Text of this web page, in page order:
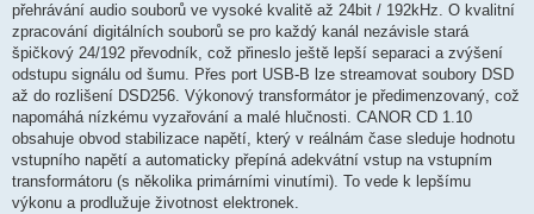
e
k
přehrávání audio souborů ve vysoké kvalitě až 24bit / 192kHz. O kvalitní
zpracování digitálních souborů se pro každý kanál nezávisle stará
špičkový 24/192 převodník, což přineslo ještě lepší separaci a zvýšení
odstupu signálu od šumu. Přes port USB-B lze streamovat soubory DSD
až do rozlišení DSD256. Výkonový transformátor je předimenzovaný, což
napomáhá nízkému vyzařování a malé hlučnosti. CANOR CD 1.10
obsahuje obvod stabilizace napětí, který v reálnám čase sleduje hodnotu
vstupního napětí a automaticky přepíná adekvátní vstup na vstupním
transformátoru (s několika primárními vinutími). To vede k lepšímu
výkonu a prodlužuje životnost elektronek.